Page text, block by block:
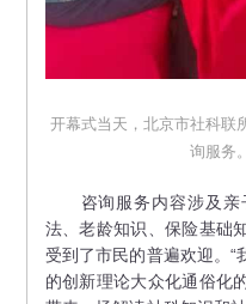
开幕式当天，北京市社科联
询服务
咨询服务内容涉及亲
法、老龄知识、保险基础
受到了市民的普遍欢迎。
的创新理论大众化通俗化